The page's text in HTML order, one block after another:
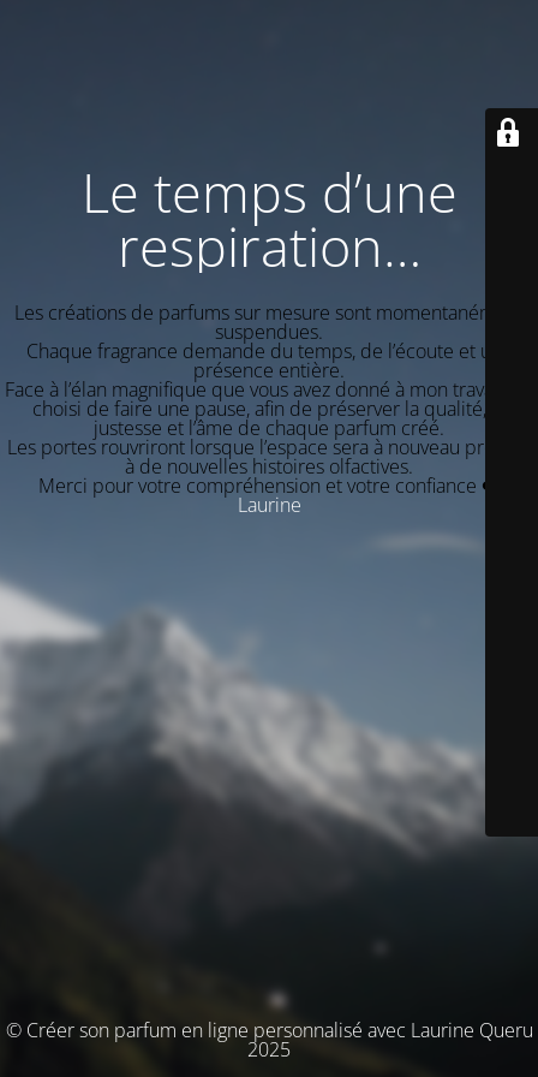
Le temps d’une
respiration…
Les créations de parfums sur mesure sont momentanément
suspendues.
Chaque fragrance demande du temps, de l’écoute et une
présence entière.
Face à l’élan magnifique que vous avez donné à mon travail, j’ai
choisi de faire une pause, afin de préserver la qualité, la
justesse et l’âme de chaque parfum créé.
Les portes rouvriront lorsque l’espace sera à nouveau propice
à de nouvelles histoires olfactives.
Merci pour votre compréhension et votre confiance ❤️
Laurine
© Créer son parfum en ligne personnalisé avec Laurine Queru
2025